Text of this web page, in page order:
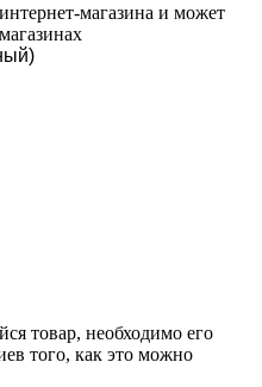
магазина и может
товар, необходимо его
того, как это можно